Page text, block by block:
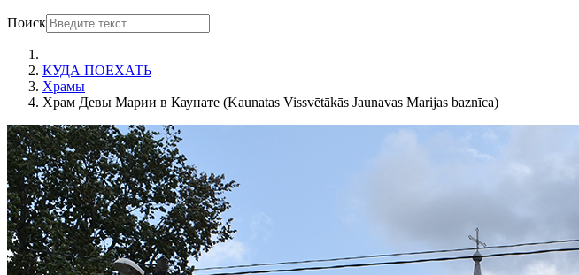
Поиск
КУДА ПОЕХАТЬ
Храмы
Храм Девы Марии в Каунате (Kaunatas Vissvētākās Jaunavas Marijas baznīca)